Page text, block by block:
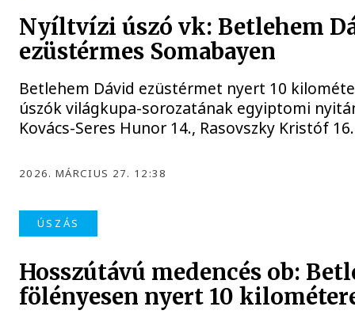
Nyíltvízi úszó vk: Betlehem
ezüstérmes Somabayen
Betlehem Dávid ezüstérmet nyert 10
úszók világkupa-sorozatának egyiptomi
Kovács-Seres Hunor 14., Rasovszky Kristóf
2026. MÁRCIUS 27. 12:38
ÚSZÁS
Hosszútávú medencés ob:
fölényesen nyert 10